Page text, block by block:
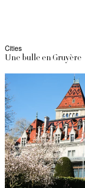
Cities
Une bulle en Gruyère